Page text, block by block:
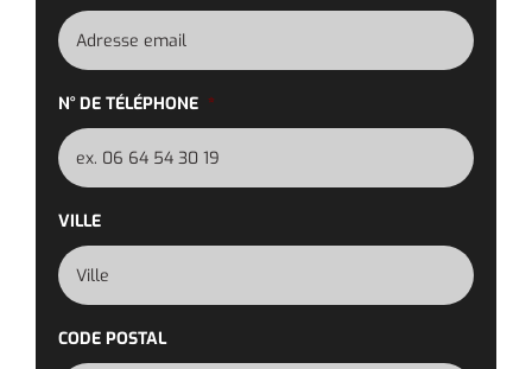
N° DE TÉLÉPHONE *
VILLE
CODE POSTAL